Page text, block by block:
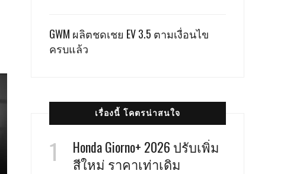
GWM ผลิตชดเชย EV 3.5 ตามเงื่อนไข
ครบแล้ว
เรื่องนี้ โคตรน่าสนใจ
Honda Giorno+ 2026 ปรับเพิ่ม
สีใหม่ ราคาเท่าเดิม